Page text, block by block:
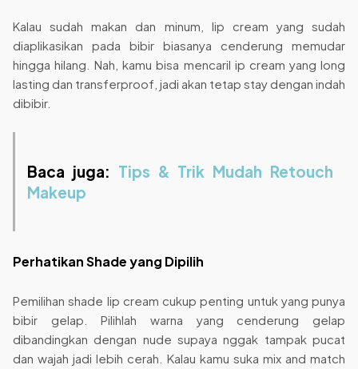
Kalau sudah makan dan minum, lip cream yang sudah
diaplikasikan pada bibir biasanya cenderung memudar
hingga hilang. Nah, kamu bisa mencaril ip cream yang long
lasting dan transferproof, jadi akan tetap stay dengan indah
dibibir.
Baca juga: Tips & Trik Mudah Retouch
Makeup
Perhatikan Shade yang Dipilih
Pemilihan shade lip cream cukup penting untuk yang punya
bibir gelap. Pilihlah warna yang cenderung gelap
dibandingkan dengan nude supaya nggak tampak pucat
dan wajah jadi lebih cerah. Kalau kamu suka mix and match